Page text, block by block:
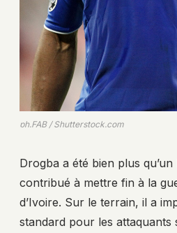
ph.FAB / Shutterstock.com
Drogba a été bien plus
contribué à mettre fin à la
d’Ivoire. Sur le terrain, il a
standard pour les attaquants